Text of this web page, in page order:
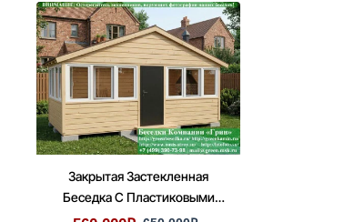
Хозблоком
3х6'
Закрытая Застекленная
Беседка С Пластиковыми
Окнами 3х6